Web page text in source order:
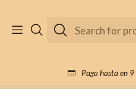
Paga hasta en